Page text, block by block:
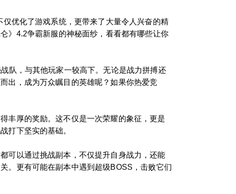
优化了游戏系统，更带来了大量令人兴奋的精
》4.2争霸新服的神秘面纱，看看都有哪些让你
队，与其他玩家一较高下。无论是战力拼搏还
出，成为万众瞩目的英雄呢？如果你热爱竞
丰厚的奖励。这不仅是一次荣耀的象征，更是
打下坚实的基础。
可以通过挑战副本，不仅提升自身战力，还能
。更有可能在副本中遇到超级BOSS，击败它们